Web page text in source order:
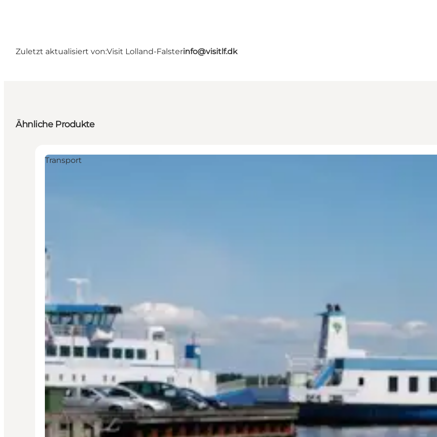
Zuletzt aktualisiert von:Visit Lolland-Falsterinfo@visitlf.dk
Ähnliche Produkte
Transport